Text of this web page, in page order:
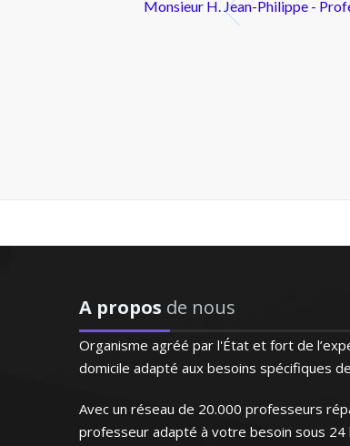
troisième
la même
– Strasbourg
niveau en fonction de
tous les niveaux. Le
A propos de nous
Organisme agréé par l'État et fort de
domicile adapté aux besoins spécifiques
Avec un réseau de 20.000 professeurs
professeur adapté à votre besoin sous 24